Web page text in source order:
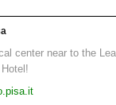
center near to the